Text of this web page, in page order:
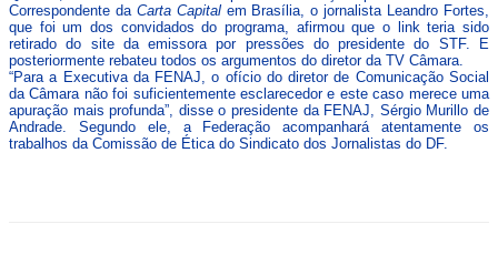
Correspondente da Carta Capitalem Brasília, o jornalista Leandro Fortes,
que foi um dos convidados do programa, afirmou que o link teria sido
retirado do site da emissora por pressões do presidente do STF. E
posteriormente rebateu todos os argumentos do diretor da TV Câmara.
“Para a Executiva da FENAJ, o ofício do diretor de Comunicação Social
da Câmara não foi suficientemente esclarecedor e este caso merece uma
apuração mais profunda”, disse o presidente da FENAJ, Sérgio Murillo de
Andrade. Segundo ele, a Federação acompanhará atentamente os
trabalhos da Comissão de Ética do Sindicato dos Jornalistas do DF.